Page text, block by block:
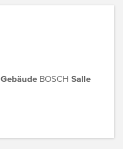
Gebäude BOSCH Salle